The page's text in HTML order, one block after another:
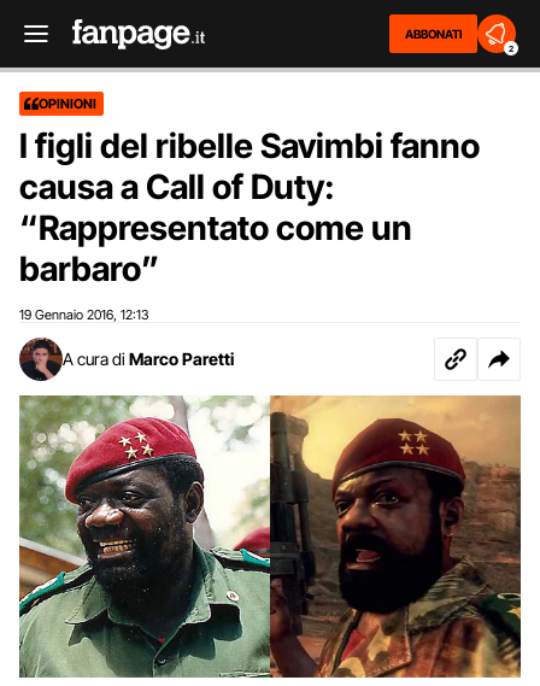
ABBONATI
2
OPINIONI
I figli del ribelle Savimbi fanno
causa a Call of Duty:
“Rappresentato come un
barbaro”
19 Gennaio 2016 12:13
A cura di Marco Paretti